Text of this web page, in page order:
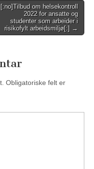
[:no]Tilbud om helsekontroll
2022 for ansatte og
studenter som arbeider i
risikofylt arbeidsmiljø[:] →
Obligatoriske felt er